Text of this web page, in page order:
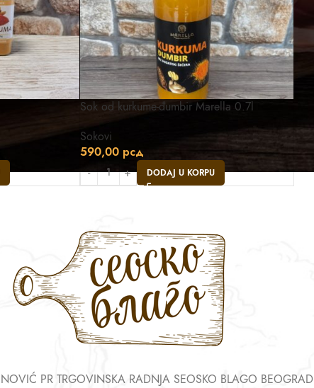
Sok od kurkume-đumbir Marella 0.7l
Sokovi
590,00 рсд
DODAJ U KORPU
PR TRGOVINSKA RADNJA SEOSKO BLAGO BEOGRAD